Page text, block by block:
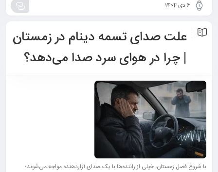
6 دی 1404
علت صدای تسمه دینام در زمستان
| چرا در هوای سرد صدا می‌دهد؟
با شروع فصل زمستان، خیلی از راننده‌ها با یک صدای آزاردهنده مواجه می‌شوند؛